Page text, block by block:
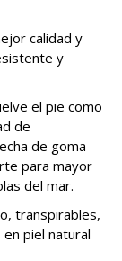
calidad y
y
el pie como
de
de goma
para mayor
del mar.
transpirables,
piel natural